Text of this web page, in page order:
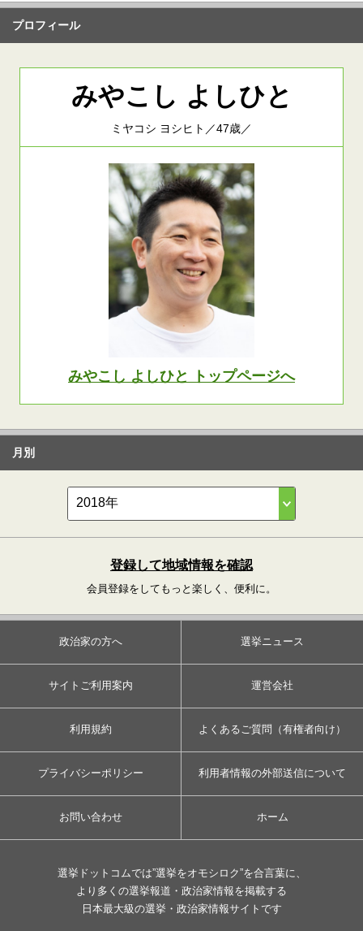
プロフィール
みやこし よしひと
ミヤコシ ヨシヒト／47歳／
みやこし よしひと トップページへ
月別
登録して地域情報を確認
会員登録をしてもっと楽しく、便利に。
政治家の方へ 選挙ニュース
サイトご利用案内 運営会社
利用規約 よくあるご質問（有権者向け）
プライバシーポリシー 利用者情報の外部送信について
お問い合わせ ホーム
選挙ドットコムでは”選挙をオモシロク”を合言葉に、
より多くの選挙報道・政治家情報を掲載する
日本最大級の選挙・政治家情報サイトです